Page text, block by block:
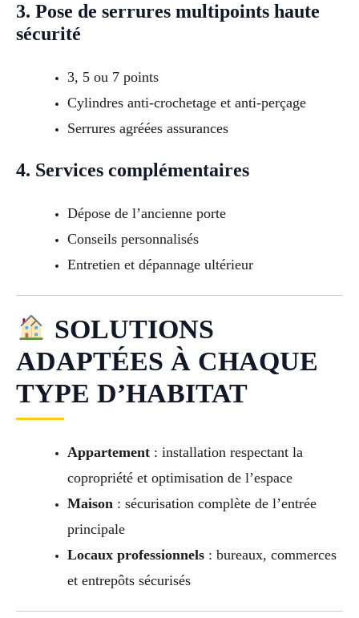
3. Pose de serrures multipoints haute
sécurité
3, 5 ou 7 points
Cylindres anti-crochetage et anti-perçage
Serrures agréées assurances
4. Services complémentaires
Dépose de l’ancienne porte
Conseils personnalisés
Entretien et dépannage ultérieur
SOLUTIONS
ADAPTÉES À CHAQUE
TYPE D’HABITAT
Appartement: installation respectant la
copropriété et optimisation de l’espace
Maison : sécurisation complète de l’entrée
principale
Locaux professionnels: bureaux, commerces
et entrepôts sécurisés